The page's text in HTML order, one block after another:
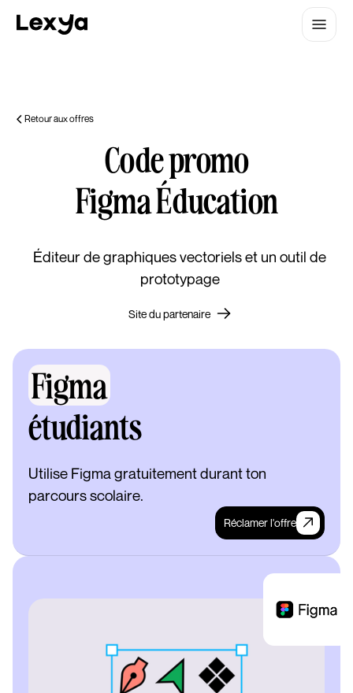
Retour aux offres
Code promo
Figma Éducation
Éditeur de graphiques vectoriels et un outil de
prototypage
Site du partenaire
Figma
étudiants
Utilise Figma gratuitement durant ton
parcours scolaire.
Réclamer l'offre